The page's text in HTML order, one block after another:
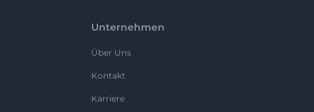
Unternehmen
Über Uns
Kontakt
Karriere